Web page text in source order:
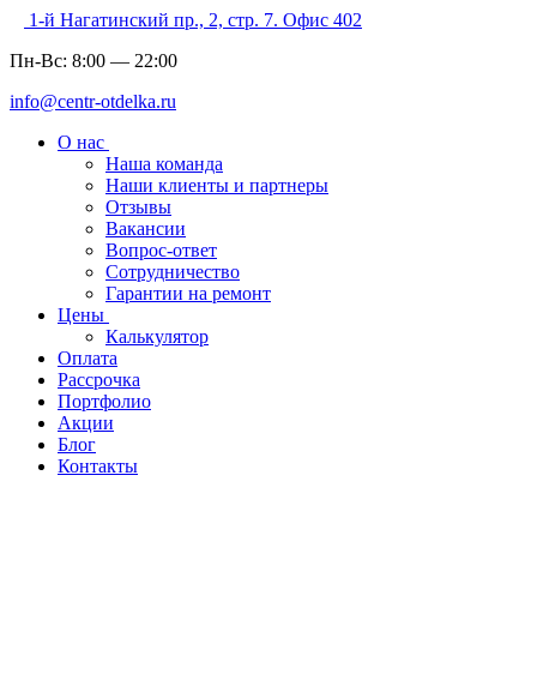
1-й Нагатинский пр., 2, стр. 7. Офис 402
Пн-Вс: 8:00 — 22:00
info@centr-otdelka.ru
О нас
Наша команда
Наши клиенты и партнеры
Отзывы
Вакансии
Вопрос-ответ
Сотрудничество
Гарантии на ремонт
Цены
Калькулятор
Оплата
Рассрочка
Портфолио
Акции
Блог
Контакты